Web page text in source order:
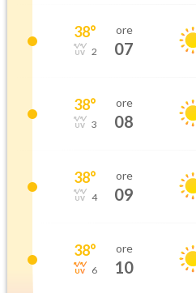
38°
2
ore
07
38°
3
ore
08
38°
4
ore
09
38°
6
ore
10